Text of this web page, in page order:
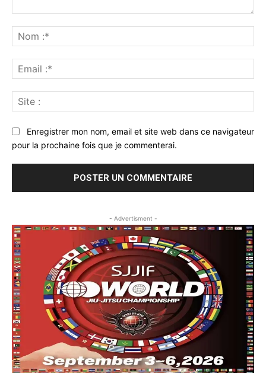
:*
:*
:
Enregistrer mon nom, email et site web dans ce navigateur
pour la prochaine fois que je commenterai.
- Advertisment -